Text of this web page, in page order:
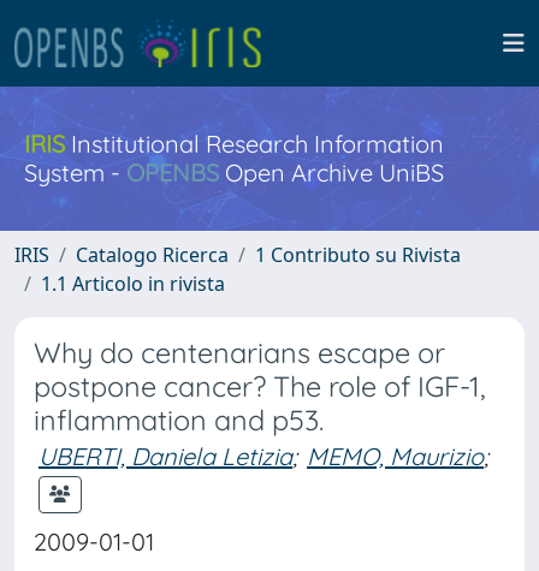
IRISInstitutional Research Information
System - OPENBS Open Archive UniBS
IRIS Catalogo Ricerca
1 Contributo su Rivista
1.1 Articolo in rivista
Why do centenarians escape or
postpone cancer? The role of IGF-1,
inflammation and p53.
UBERTI, Daniela Letizia; MEMO, Maurizio;
2009-01-01